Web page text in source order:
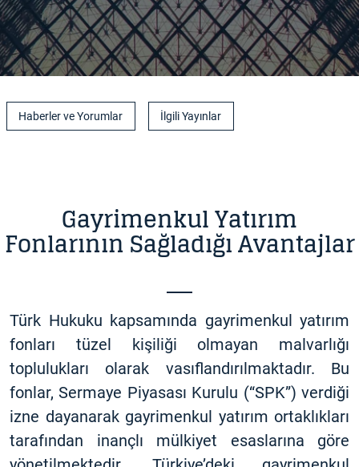
Haberler ve Yorumlar İlgili Yayınlar
Gayrimenkul Yatırım
Fonlarının Sağladığı Avantajlar
Türk Hukuku kapsamında gayrimenkul yatırım
fonları tüzel kişiliği olmayan malvarlığı
toplulukları olarak vasıflandırılmaktadır. Bu
fonlar, Sermaye Piyasası Kurulu (“SPK”) verdiği
izne dayanarak gayrimenkul yatırım ortaklıkları
tarafından inançlı mülkiyet esaslarına göre